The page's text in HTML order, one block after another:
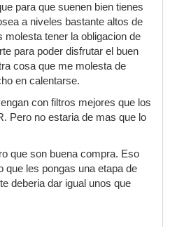
para que suenen bien tienes
a niveles bastante altos de
molesta tener la obligacion de
para poder disfrutar el buen
cosa que me molesta de
en calentarse.
con filtros mejores que los
Pero no estaria de mas que lo
que son buena compra. Eso
que les pongas una etapa de
deberia dar igual unos que